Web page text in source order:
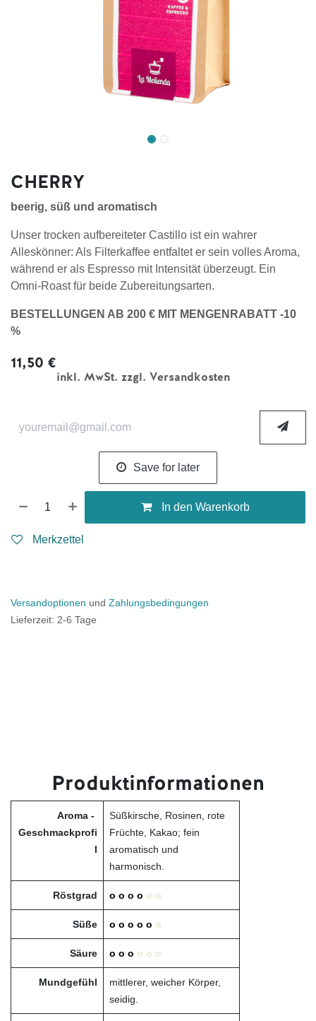
CHERRY
beerig, süß und aromatisch
Unser trocken aufbereiteter Castillo ist ein wahrer
Alleskönner: Als Filterkaffee entfaltet er sein volles Aroma,
während er als Espresso mit Intensität überzeugt. Ein
Omni-Roast für beide Zubereitungsarten.
BESTELLUNGEN AB 200 € MIT MENGENRABATT -10
%
11,50 €
inkl. MwSt. zzgl. Versandkosten
Save for later
In den Warenkorb
Merkzettel
Versandoptionen und Zahlungsbedingungen
Lieferzeit: 2-6 Tage
Produktinformationen
Aroma -
Geschmackprofi
l
Süßkirsche, Rosinen, rote
Früchte, Kakao; fein
aromatisch und
harmonisch.
Röstgrad o o o o o o
Süße o o o o o o
Säure o o o o o o
Mundgefühl
mittlerer, weicher Körper,
seidig.